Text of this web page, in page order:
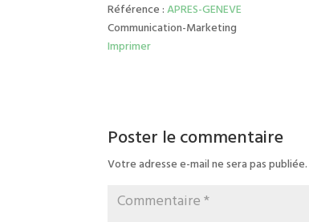
Référence :APRES-GENEVE
Communication-Marketing
Imprimer
Poster le commentaire
Votre adresse e-mail ne sera pas publiée.